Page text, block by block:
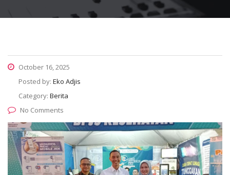
October 16, 2025
Posted by: Eko Adjis
Category: Berita
No Comments